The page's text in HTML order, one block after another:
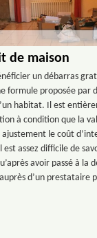
de maison
un débarras
formule proposée par
habitat. Il est
à condition que la
le coût
assez difficile de
avoir passé à la
d’un prestataire